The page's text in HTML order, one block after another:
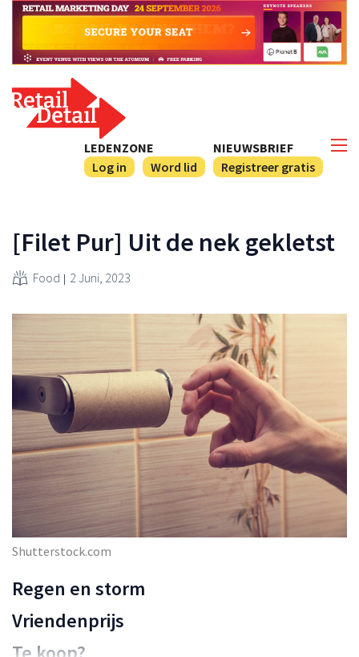
NIEUWSBRIEF
Registreer gratis
LEDENZONE
Log in
Word lid
[Filet Pur] Uit de nek gekletst
Food 2 Juni, 2023
Shutterstock.com
Regen en storm
Vriendenprijs